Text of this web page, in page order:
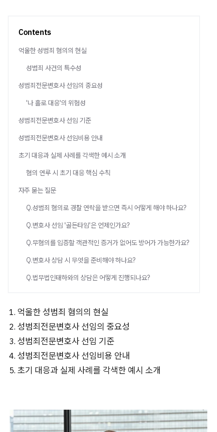
Contents
억울한 성범죄 혐의의 현실
성범죄 사건의 특수성
성범죄전문변호사 선임의 중요성
'나 홀로 대응'의 위험성
성범죄전문변호사 선임 기준
성범죄전문변호사 선임비용 안내
초기 대응과 실제 사례를 각색한 예시 소개
혐의 연루 시 초기 대응 핵심 수칙
자주 묻는 질문
Q.성범죄 혐의로 경찰 연락을 받으면 즉시 어떻게 해야 하나요?
Q.변호사 선임 '골든타임'은 언제인가요?
Q.무혐의를 입증할 객관적인 증거가 없어도 방어가 가능한가요?
Q.변호사 상담 시 무엇을 준비해야 하나요?
Q.법무법인태하와의 상담은 어떻게 진행되나요?
억울한 성범죄 혐의의 현실
성범죄전문변호사 선임의 중요성
성범죄전문변호사 선임 기준
성범죄전문변호사 선임비용 안내
초기 대응과 실제 사례를 각색한 예시 소개